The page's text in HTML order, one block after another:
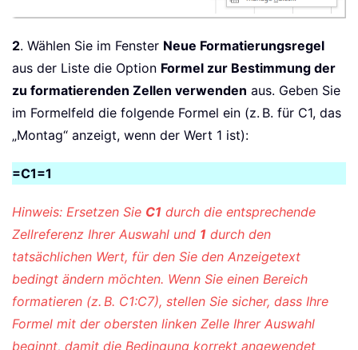
2. Wählen Sie im Fenster Neue Formatierungsregel
aus der Liste die Option Formel zur Bestimmung der
zu formatierenden Zellen verwenden aus. Geben Sie
im Formelfeld die folgende Formel ein (z. B. für C1, das
„Montag“ anzeigt, wenn der Wert 1 ist):
=C1=1
Hinweis: Ersetzen Sie C1 durch die entsprechende
Zellreferenz Ihrer Auswahl und 1 durch den
tatsächlichen Wert, für den Sie den Anzeigetext
bedingt ändern möchten. Wenn Sie einen Bereich
formatieren (z. B. C1:C7), stellen Sie sicher, dass Ihre
Formel mit der obersten linken Zelle Ihrer Auswahl
beginnt, damit die Bedingung korrekt angewendet